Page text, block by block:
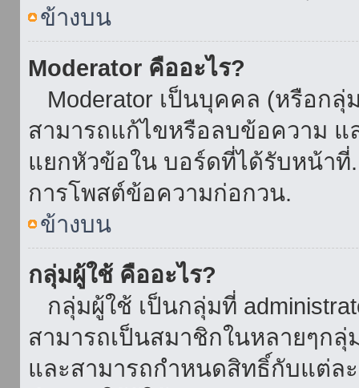
ข้างบน
Moderator คืออะไร?
Moderator เป็นบุคคล (หรือก
สามารถแก้ไขหรือลบข้อความ แ
แยกหัวข้อใน บอร์ดที่ได้รับหน้าที่
การโพสต์ข้อความก่อกวน.
ข้างบน
กลุ่มผู้ใช้ คืออะไร?
กลุ่มผู้ใช้ เป็นกลุ่มที่
สามารถเป็นสมาชิกในหลายๆก
และสามารถกำหนดสิทธิ์กับแต่ล